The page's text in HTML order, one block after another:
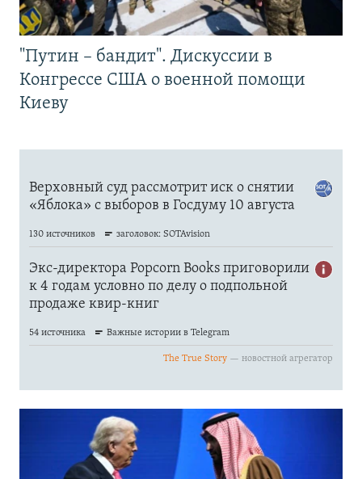
"Путин – бандит". Дискуссии в
Конгрессе США о военной помощи
Киеву